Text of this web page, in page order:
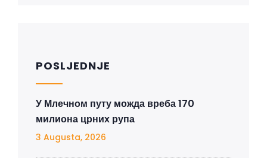
POSLJEDNJE
У Млечном путу можда вреба 170
милиона црних рупа
3 Augusta, 2026